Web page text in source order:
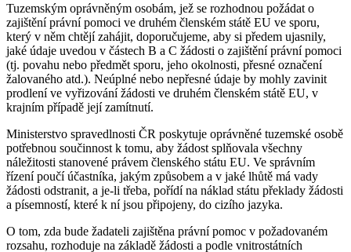
Tuzemským oprávněným osobám, jež se rozhodnou požádat o
zajištění právní pomoci ve druhém členském státě EU ve sporu,
který v něm chtějí zahájit, doporučujeme, aby si předem ujasnily,
jaké údaje uvedou v částech B a C žádosti o zajištění právní pomoci
(tj. povahu nebo předmět sporu, jeho okolnosti, přesné označení
žalovaného atd.). Neúplné nebo nepřesné údaje by mohly zavinit
prodlení ve vyřizování žádosti ve druhém členském státě EU, v
krajním případě její zamítnutí.
Ministerstvo spravedlnosti ČR poskytuje oprávněné tuzemské osobě
potřebnou součinnost k tomu, aby žádost splňovala všechny
náležitosti stanovené právem členského státu EU. Ve správním
řízení poučí účastníka, jakým způsobem a v jaké lhůtě má vady
žádosti odstranit, a je-li třeba, pořídí na náklad státu překlady žádosti
a písemností, které k ní jsou připojeny, do cizího jazyka.
O tom, zda bude žadateli zajištěna právní pomoc v požadovaném
rozsahu, rozhoduje na základě žádosti a podle vnitrostátních